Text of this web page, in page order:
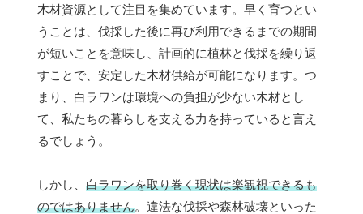
木材資源として注目を集めています。早く育つとい
うことは、伐採した後に再び利用できるまでの期間
が短いことを意味し、計画的に植林と伐採を繰り返
すことで、安定した木材供給が可能になります。つ
まり、白ラワンは環境への負担が少ない木材とし
て、私たちの暮らしを支える力を持っていると言え
るでしょう。
しかし、 白ラワンを取り巻く現状は楽観視できるも
のではありません。違法な伐採や森林破壊といった